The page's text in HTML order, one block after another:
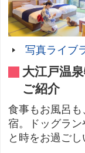
写真ライブ
大江戸温
ご紹介
食事もお風呂
宿。ドッグラ
と時をお過ごし